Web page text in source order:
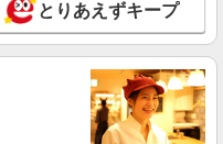
とりあえずキープ